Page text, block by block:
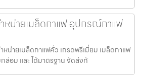
ำหน่ายเมล็ดกาแฟ อุปกรณ์กาแฟ
หน่ายเมล็ดกาแฟคั่ว เกรดพรีเมี่ยม เมล็ดกาแฟ
อม และ ได้มาตรฐาน จัดส่งทั